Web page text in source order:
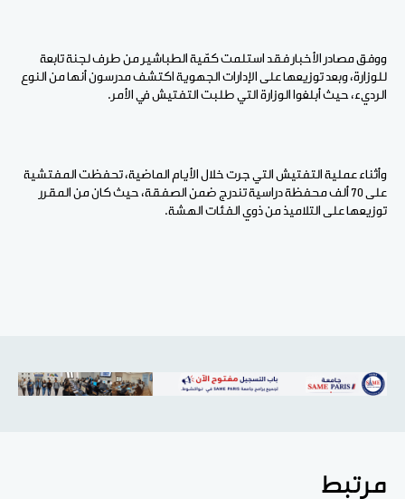
ووفق مصادر الأخبار فقد استلمت كمّية الطباشير من طرف لجنة تابعة
للوزارة، وبعد توزيعها على الإدارات الجهوية اكتشف مدرسون أنها من النوع
الرديء، حيث أبلغوا الوزارة التي طلبت التفتيش في الأمر.
وأثناء عملية التفتيش التي جرت خلال الأيام الماضية، تحفظت المفتشية
على 70 ألف محفظة دراسية تندرج ضمن الصفقة، حيث كان من المقرر
توزيعها على التلاميذ من ذوي الفئات الهشة.
مرتبط